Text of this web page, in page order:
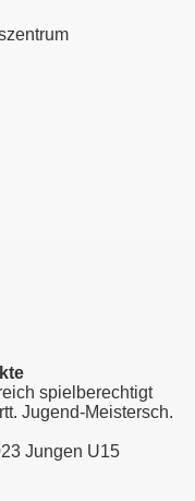
spielberechtigt
Jugend-Meistersch.
Jungen U15